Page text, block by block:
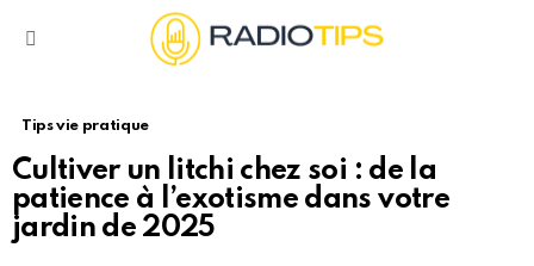
Tips vie pratique
Cultiver un litchi chez soi : de la
patience à l’exotisme dans votre
jardin de 2025